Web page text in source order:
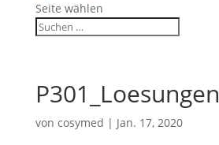
Seite wählen
P301_Loesungen
von cosymed | Jan. 17, 2020